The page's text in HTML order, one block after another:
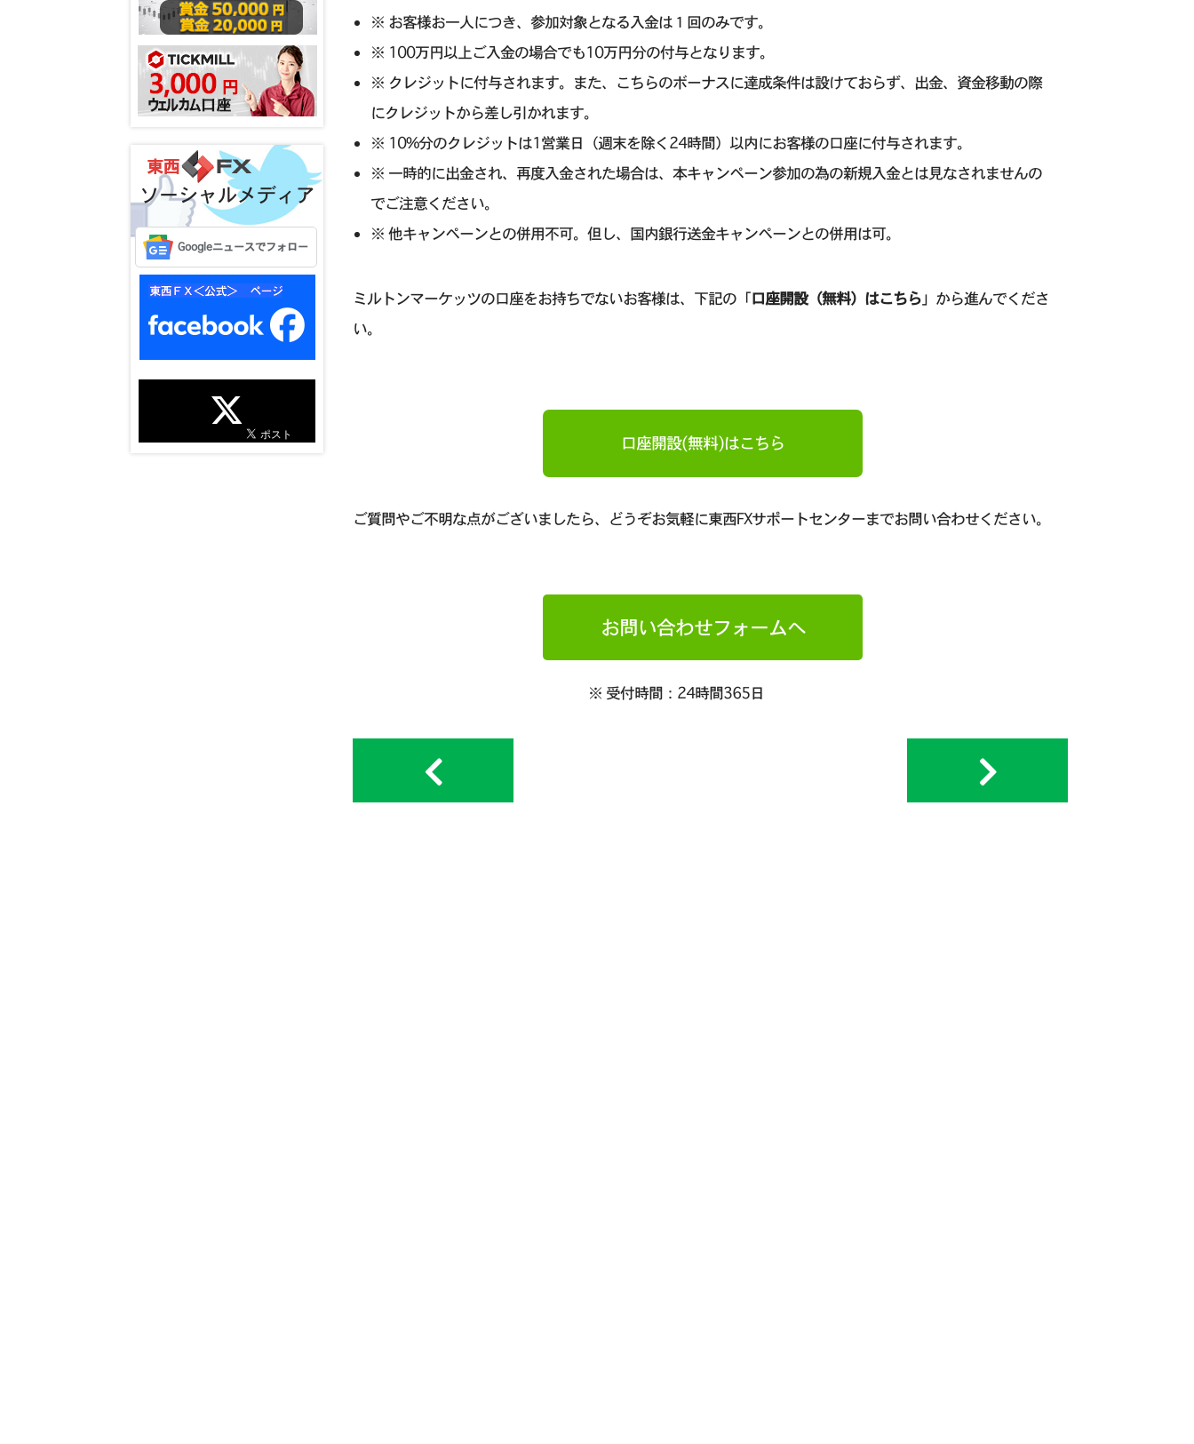
ソーシャルメディア
Googleニュースでフォロー
※ お客様お一人につき、参加対象となる入金は１回のみです。
※ 100万円以上ご入金の場合でも10万円分の付与となります。
※ クレジットに付与されます。また、こちらのボーナスに達成条件は設けておらず、出金、資金移動の際
にクレジットから差し引かれます。
※ 10%分のクレジットは1営業日（週末を除く24時間）以内にお客様の口座に付与されます。
※ 一時的に出金され、再度入金された場合は、本キャンペーン参加の為の新規入金とは見なされませんの
でご注意ください。
※ 他キャンペーンとの併用不可。但し、国内銀行送金キャンペーンとの併用は可。
ミルトンマーケッツの口座をお持ちでないお客様は、下記の「口座開設（無料）はこちら」から進んでくださ
い。
口座開設(無料)はこちら
ご質問やご不明な点がございましたら、どうぞお気軽に東西FXサポートセンターまでお問い合わせください。
お問い合わせフォームへ
※ 受付時間：24時間365日